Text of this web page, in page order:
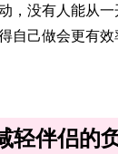
，没有人能从一
自己做会更有
轻伴侣的